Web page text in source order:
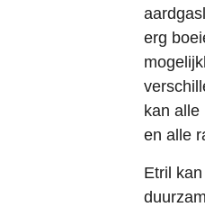
erg
kan alle
en alle
Etril